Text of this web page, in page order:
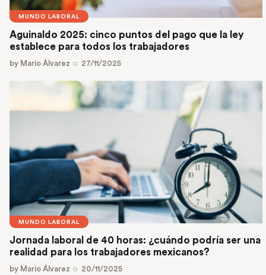
MUNDO LABORAL
Aguinaldo 2025: cinco puntos del pago que la ley
establece para todos los trabajadores
by Mario Álvarez 27/11/2025
MUNDO LABORAL
Jornada laboral de 40 horas: ¿cuándo podría ser una
realidad para los trabajadores mexicanos?
by Mario Álvarez 20/11/2025